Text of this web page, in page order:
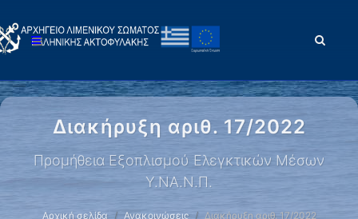
Διακήρυξη αριθ. 17/2022
Προμήθεια Εξοπλισμού Ελεγκτικών Μέσων
Υ.ΝΑ.Ν.Π.
Αρχική σελίδα Ανακοινώσεις Διακήρυξη αριθ. 17/2022